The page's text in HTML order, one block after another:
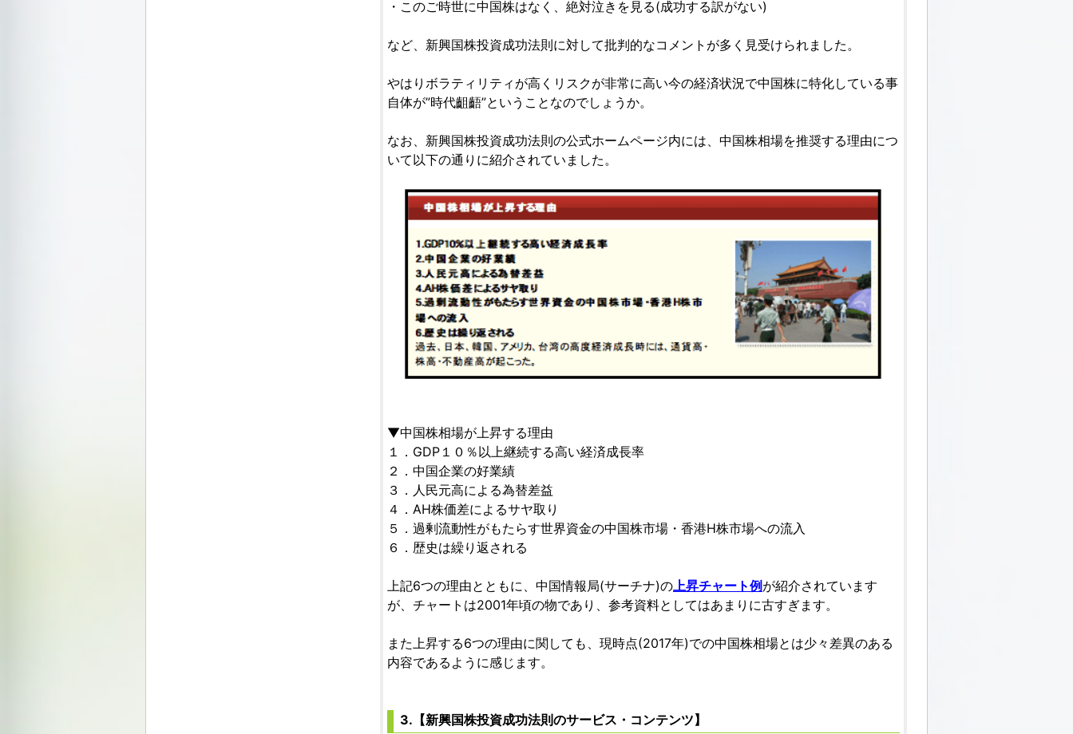
・このご時世に中国株はなく、絶対泣きを見る(成功する訳がない)
など、新興国株投資成功法則に対して批判的なコメントが多く見受けられました。
やはりボラティリティが高くリスクが非常に高い今の経済状況で中国株に特化している事
自体が”時代齟齬”ということなのでしょうか。
なお、新興国株投資成功法則の公式ホームページ内には、中国株相場を推奨する理由につ
いて以下の通りに紹介されていました。
▼中国株相場が上昇する理由
１．GDP１０％以上継続する高い経済成長率
２．中国企業の好業績
３．人民元高による為替差益
４．AH株価差によるサヤ取り
５．過剰流動性がもたらす世界資金の中国株市場・香港H株市場への流入
６．歴史は繰り返される
上記6つの理由とともに、中国情報局(サーチナ)の上昇チャート例 が紹介されています
が、チャートは2001年頃の物であり、参考資料としてはあまりに古すぎます。
また上昇する6つの理由に関しても、現時点(2017年)での中国株相場とは少々差異のある
内容であるように感じます。
3.【新興国株投資成功法則のサービス・コンテンツ】